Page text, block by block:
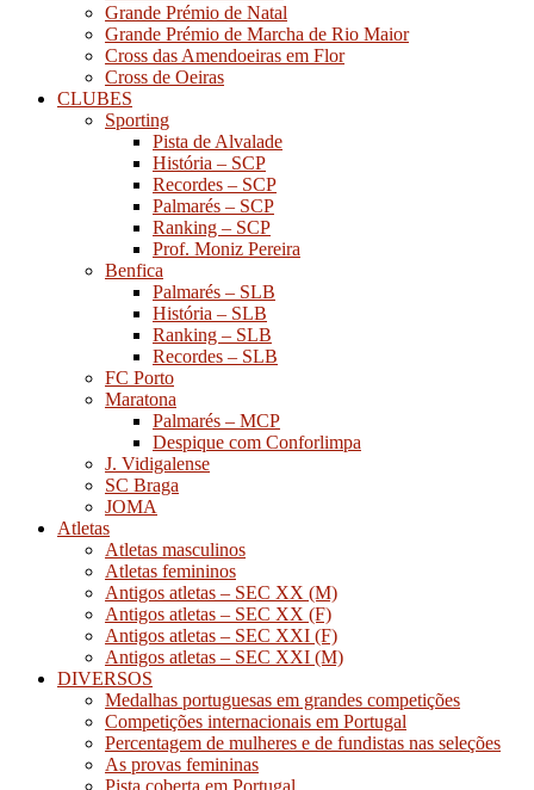
Grande Prémio de Natal
Grande Prémio de Marcha de Rio Maior
Cross das Amendoeiras em Flor
Cross de Oeiras
CLUBES
Sporting
Pista de Alvalade
História – SCP
Recordes – SCP
Palmarés – SCP
Ranking – SCP
Prof. Moniz Pereira
Benfica
Palmarés – SLB
História – SLB
Ranking – SLB
Recordes – SLB
FC Porto
Maratona
Palmarés – MCP
Despique com Conforlimpa
J. Vidigalense
SC Braga
JOMA
Atletas
Atletas masculinos
Atletas femininos
Antigos atletas – SEC XX (M)
Antigos atletas – SEC XX (F)
Antigos atletas – SEC XXI (F)
Antigos atletas – SEC XXI (M)
DIVERSOS
Medalhas portuguesas em grandes competições
Competições internacionais em Portugal
Percentagem de mulheres e de fundistas nas seleções
As provas femininas
Pista coberta em Portugal